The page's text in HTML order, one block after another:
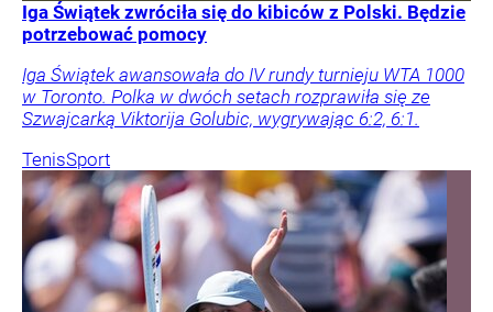
Iga Świątek zwróciła się do kibiców z Polski. Będzie
potrzebować pomocy
Iga Świątek awansowała do IV rundy turnieju WTA 1000
w Toronto. Polka w dwóch setach rozprawiła się ze
Szwajcarką Viktorija Golubic, wygrywając 6:2, 6:1.
TenisSport